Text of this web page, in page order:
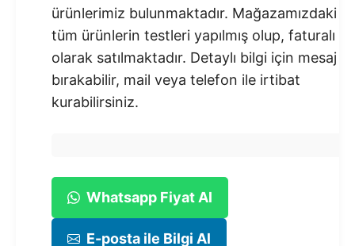
ürünlerimiz bulunmaktadır.​ Mağazamızdaki
tüm ürünlerin testleri yapılmış olup, faturalı
olarak satılmaktadır. Detaylı bilgi için mesaj
bırakabilir, mail veya telefon ile irtibat
kurabilirsiniz.
Whatsapp Fiyat Al
E-posta ile Bilgi Al